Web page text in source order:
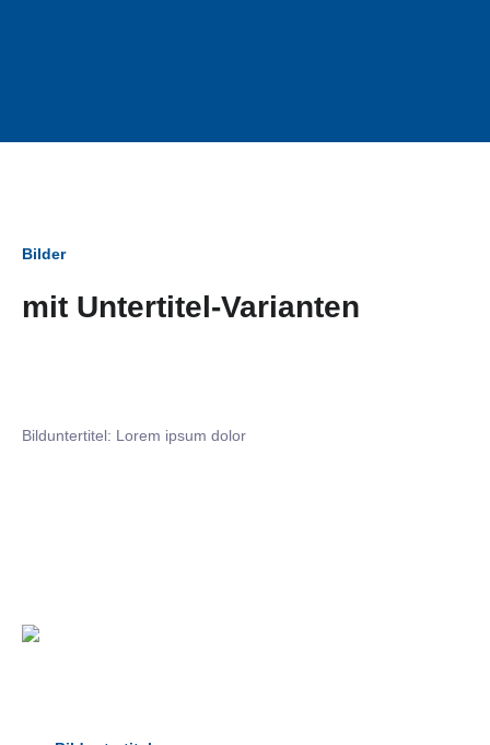
Bilder
mit Untertitel-Varianten
Bilduntertitel: Lorem ipsum dolor